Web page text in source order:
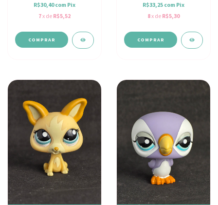
R$30,40com Pix
7x de R$5,52
R$33,25 com Pix
8x de R$5,30